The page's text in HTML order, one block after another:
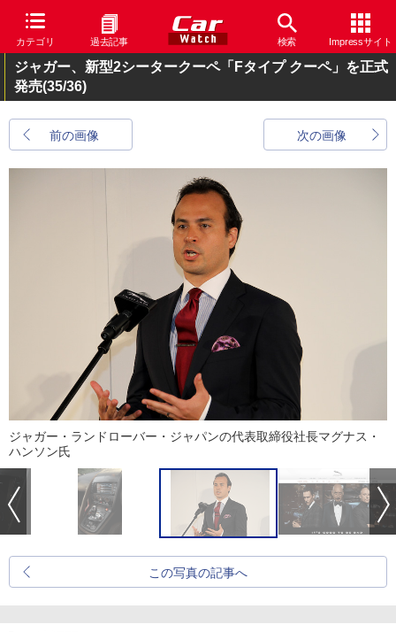
カテゴリ 過去記事 検索 Impressサイト
ジャガー、新型2シータークーペ「Fタイプ クーペ」を正式
発売(35/36)
前の画像 次の画像
ジャガー・ランドローバー・ジャパンの代表取締役社長マグナス・
ハンソン氏
この写真の記事へ